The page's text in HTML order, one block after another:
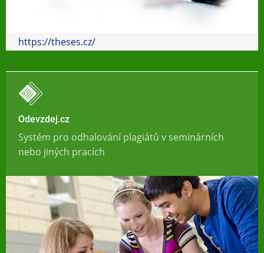
https://theses.cz/
Odevzdej.cz
Systém pro odhalování plagiátů v seminárních
nebo jiných pracích